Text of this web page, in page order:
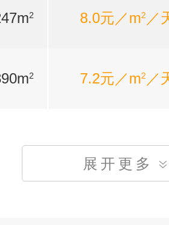
2 8.0元／m2 ／
2 7.2元／m2 ／
展开更多